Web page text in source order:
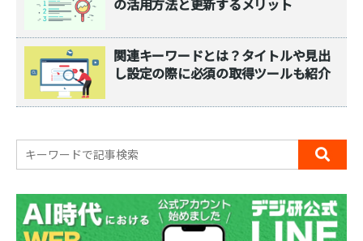
関連キーワードとは？タイトルや見出
し設定の際に必須の取得ツールも紹介